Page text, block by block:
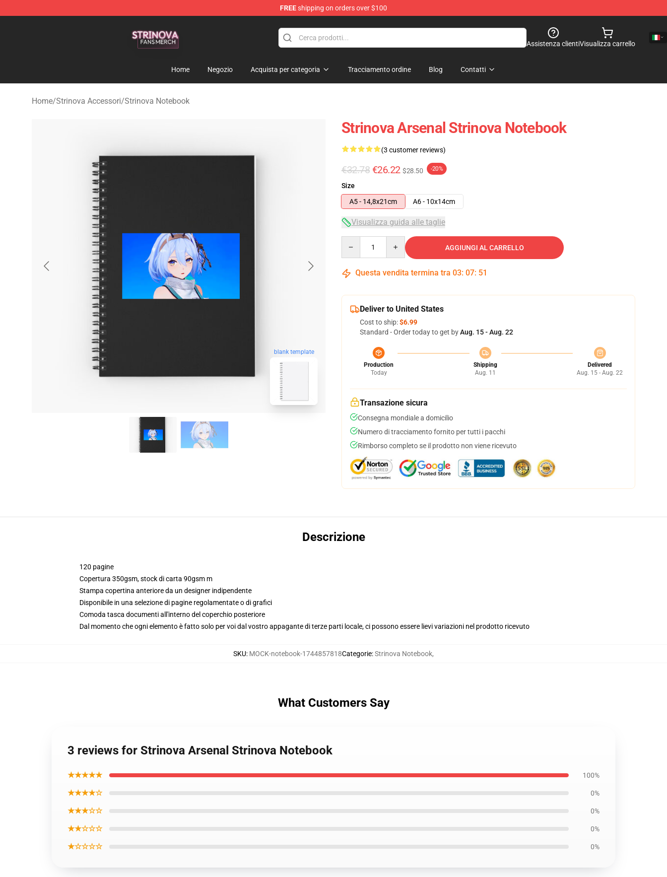
FREEshipping on orders over $100
Assistenza clientiVisualizza carrello
Home Negozio Acquista per categoria Tracciamento ordine Blog Contatti
Home/Strinova Accessori/Strinova Notebook
blank template
Strinova Arsenal Strinova Notebook
(3 customer reviews)
€32.78 €26.22 $28.50 -20%
Size
A5 - 14,8x21cm
A6 - 10x14cm
Visualizza guida alle taglie
AGGIUNGI AL CARRELLO
Questa vendita termina tra 03: 07: 50
Deliver to United States
Cost to ship:$6.99
Standard - Order today to get byAug. 15 - Aug. 22
Production
Today
Shipping
Aug. 11
Delivered
Aug. 15 - Aug. 22
Transazione sicura
Consegna mondiale a domicilio
Numero di tracciamento fornito per tutti i pacchi
Rimborso completo se il prodotto non viene ricevuto
Descrizione
120 pagine
Copertura 350gsm, stock di carta 90gsm m
Stampa copertina anteriore da un designer indipendente
Disponibile in una selezione di pagine regolamentate o di grafici
Comoda tasca documenti all'interno del coperchio posteriore
Dal momento che ogni elemento è fatto solo per voi dal vostro appagante di terze parti locale, ci possono essere lievi variazioni nel prodotto ricevuto
SKU: MOCK-notebook-1744857818Categorie:Strinova Notebook,
What Customers Say
3 reviews for Strinova Arsenal Strinova Notebook
★★★★★ 100%
★★★★☆ 0%
★★★☆☆ 0%
★★☆☆☆ 0%
★☆☆☆☆ 0%